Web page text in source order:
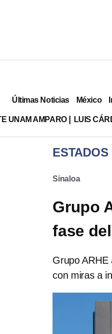
Últimas Noticias México
UNAM AMPARO LUIS
ESTADOS
Sinaloa
Grupo
fase
Grupo
con miras a